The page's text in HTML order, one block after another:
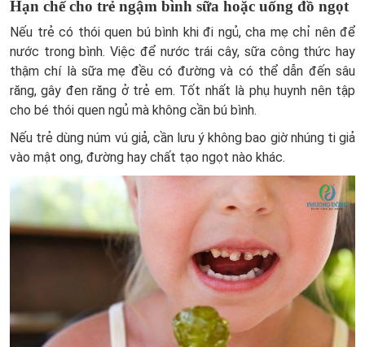
Hạn chế cho trẻ ngậm bình sữa hoặc uống đồ ngọt
Nếu trẻ có thói quen bú bình khi đi ngủ, cha mẹ chỉ nên để
nước trong bình. Việc để nước trái cây, sữa công thức hay
thậm chí là sữa mẹ đều có đường và có thể dẫn đến sâu
răng, gây đen răng ở trẻ em. Tốt nhất là phụ huynh nên tập
cho bé thói quen ngủ mà không cần bú bình.
Nếu trẻ dùng núm vú giả, cần lưu ý không bao giờ nhúng ti giả
vào mật ong, đường hay chất tạo ngọt nào khác.